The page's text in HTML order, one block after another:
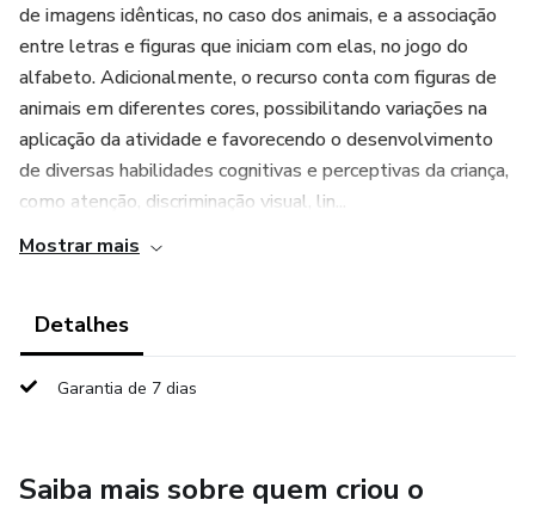
de imagens idênticas, no caso dos animais, e a associação
entre letras e figuras que iniciam com elas, no jogo do
alfabeto. Adicionalmente, o recurso conta com figuras de
animais em diferentes cores, possibilitando variações na
aplicação da atividade e favorecendo o desenvolvimento
de diversas habilidades cognitivas e perceptivas da criança,
como atenção, discriminação visual, lin...
Mostrar mais
Detalhes
Garantia de 7 dias
Saiba mais sobre quem criou o